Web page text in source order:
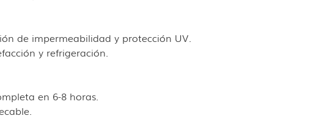
de impermeabilidad y protección UV.
y refrigeración.
en 6-8 horas.